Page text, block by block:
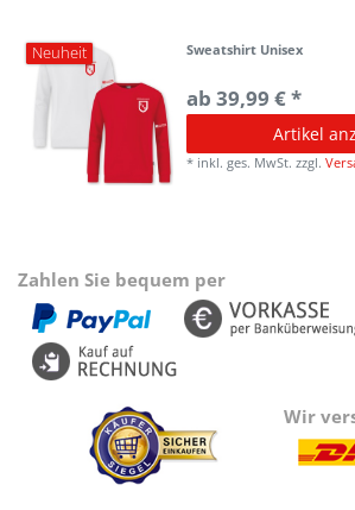
Neuheit Sweatshirt Unisex
ab 39,99 € *
Artikel
* inkl. ges. MwSt. zzgl.
Zahlen Sie bequem per
Wir